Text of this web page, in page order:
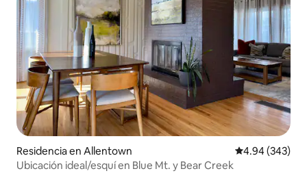
Residencia en Allentown Calificación
4.94 (343)
Ubicación ideal/esquí en Blue Mt. y Bear Creek